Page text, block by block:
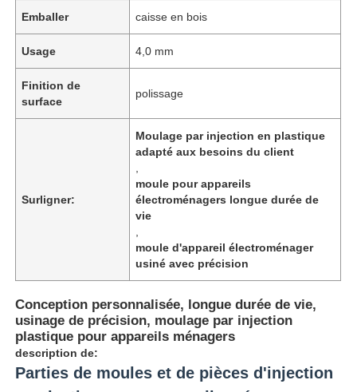
Aperçu
VR Show
Visite d'usine
Contrôle de la qualité
Emballer caisse en bois
Usage 4,0 mm
Finition de
surface
polissage
Surligner:
Moulage par injection en plastique
adapté aux besoins du client
moule pour appareils
électroménagers longue durée de
vie
moule d'appareil électroménager
usiné avec précision
Conception personnalisée, longue durée de vie,
usinage de précision, moulage par injection
plastique pour appareils ménagers
description de:
Parties de moules et de pièces d'injection